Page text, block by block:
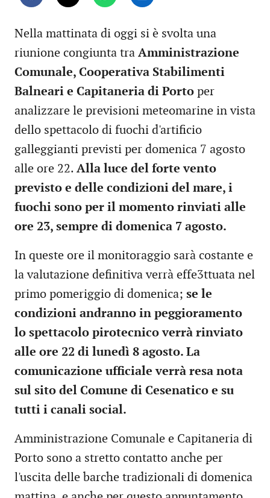
Nella mattinata di oggi si è svolta una
riunione congiunta tra Amministrazione
Comunale, Cooperativa Stabilimenti
Balneari e Capitaneria di Porto per
analizzare le previsioni meteomarine in vista
dello spettacolo di fuochi d'artificio
galleggianti previsti per domenica 7 agosto
alle ore 22. Alla luce del forte vento
previsto e delle condizioni del mare, i
fuochi sono per il momento rinviati alle
ore 23, sempre di domenica 7 agosto.
In queste ore il monitoraggio sarà costante e
la valutazione definitiva verrà effe3ttuata nel
primo pomeriggio di domenica; se le
condizioni andranno in peggioramento
lo spettacolo pirotecnico verrà rinviato
alle ore 22 di lunedì 8 agosto. La
comunicazione ufficiale verrà resa nota
sul sito del Comune di Cesenatico e su
tutti i canali social.
Amministrazione Comunale e Capitaneria di
Porto sono a stretto contatto anche per
l'uscita delle barche tradizionali di domenica